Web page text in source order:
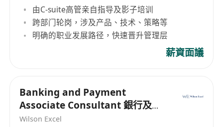
由C-suite高管亲自指导及影子培训
跨部门轮岗，涉及产品、技术、策略等
明确的职业发展路径，快速晋升管理层
薪資面議
Banking and Payment
Associate Consultant 銀行及支
付助理顧問
Wilson Excel